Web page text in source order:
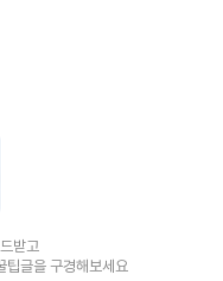
받고
팁글을 구경해보세요